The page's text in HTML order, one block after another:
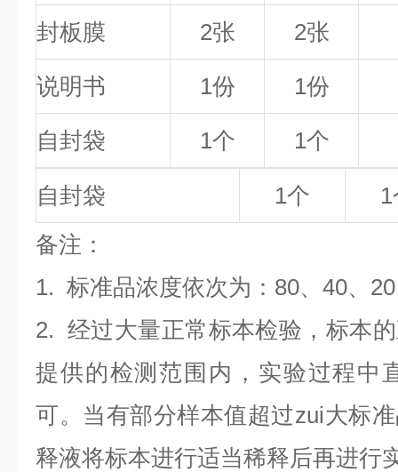
封板膜 2张 2张
说明书 1份 1份
自封袋 1个 1个
自封袋 1个
备注 ：
1. 标准品浓度依次为：80、40、
2. 经过大量正常标本检验，标本
提供的检测范围内，实验过程中
可。当有部分样本值超过zui大标
释液将标本进行适当稀释后再进行